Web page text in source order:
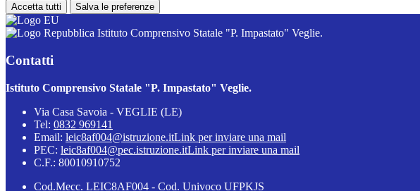
Accetta tutti Salva le preferenze
Istituto Comprensivo Statale "P. Impastato" Veglie.
Contatti
Istituto Comprensivo Statale "P. Impastato" Veglie.
Via Casa Savoia - VEGLIE (LE)
Tel: 0832 969141
Email: leic8af004@istruzione.itLink per inviare una mail
PEC: leic8af004@pec.istruzione.itLink per inviare una mail
C.F.: 80010910752
Cod.Mecc. LEIC8AF004 - Cod. Univoco UFPKJS